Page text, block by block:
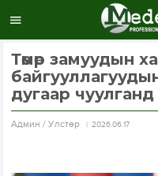
Төмөр замуудын
дугаар
Aдмин / Улстөр 2026.06.17